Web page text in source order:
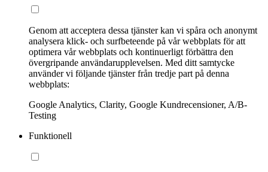
Genom att acceptera dessa tjänster kan vi spåra och anonymt
analysera klick- och surfbeteende på vår webbplats för att
optimera vår webbplats och kontinuerligt förbättra den
övergripande användarupplevelsen. Med ditt samtycke
använder vi följande tjänster från tredje part på denna
webbplats:
Google Analytics, Clarity, Google Kundrecensioner, A/B-
Testing
Funktionell